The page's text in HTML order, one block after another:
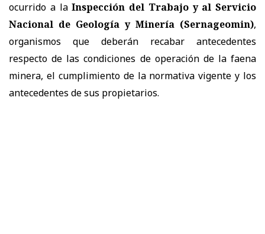
ocurrido a laInspección del Trabajo y al Servicio
Nacional de Geología y Minería (Sernageomin),
organismos que deberán recabar antecedentes
respecto de las condiciones de operación de la faena
minera, el cumplimiento de la normativa vigente y los
antecedentes de sus propietarios.